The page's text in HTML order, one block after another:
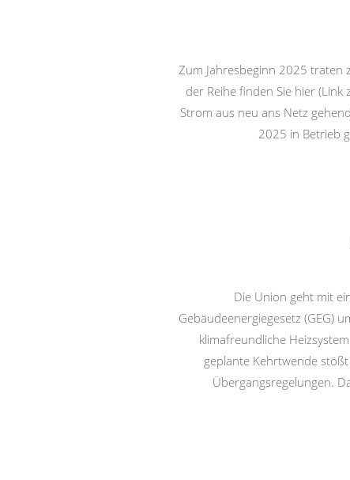
Zum Jahresbeginn 2025 traten
der Reihe finden Sie hier
Strom aus neu ans Netz
2025 in Betrieb
Die Union geht mit
Gebäudeenergiegesetz (GEG)
klimafreundliche
geplante Kehrtwende
Übergangsregelungen.